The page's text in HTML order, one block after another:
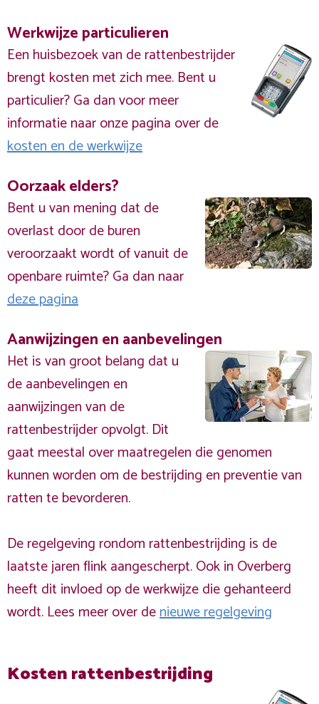
Werkwijze particulieren
Een huisbezoek van de rattenbestrijder
brengt kosten met zich mee. Bent u
particulier? Ga dan voor meer
informatie naar onze pagina over de
kosten en de werkwijze
Oorzaak elders?
Bent u van mening dat de
overlast door de buren
veroorzaakt wordt of vanuit de
openbare ruimte? Ga dan naar
deze pagina
Aanwijzingen en aanbevelingen
Het is van groot belang dat u
de aanbevelingen en
aanwijzingen van de
rattenbestrijder opvolgt. Dit
gaat meestal over maatregelen die genomen
kunnen worden om de bestrijding en preventie van
ratten te bevorderen.
De regelgeving rondom rattenbestrijding is de
laatste jaren flink aangescherpt. Ook in Overberg
heeft dit invloed op de werkwijze die gehanteerd
wordt. Lees meer over denieuwe regelgeving
Kosten rattenbestrijding